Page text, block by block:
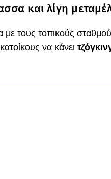
και λίγη
τους τοπικούς
να κάνει